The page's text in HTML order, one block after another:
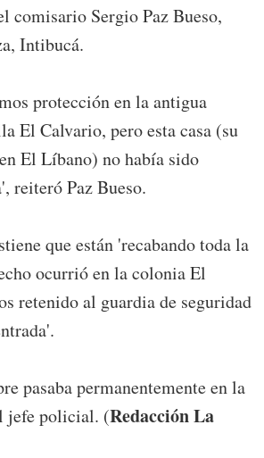
comisario Sergio Paz Bueso,
Intibucá.
protección en la antigua
El Calvario, pero esta casa (su
El Líbano) no había sido
reiteró Paz Bueso.
que están 'recabando toda la
ocurrió en la colonia El
retenido al guardia de seguridad
pasaba permanentemente en la
jefe policial. (Redacción La